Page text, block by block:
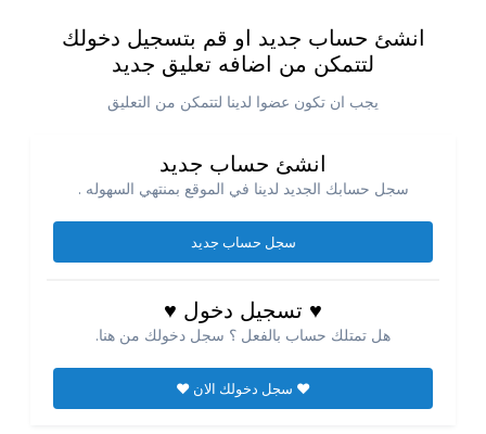
انشئ حساب جديد او قم بتسجيل دخولك
لتتمكن من اضافه تعليق جديد
يجب ان تكون عضوا لدينا لتتمكن من التعليق
انشئ حساب جديد
سجل حسابك الجديد لدينا في الموقع بمنتهي السهوله .
سجل حساب جديد
♥ تسجيل دخول ♥
هل تمتلك حساب بالفعل ؟ سجل دخولك من هنا.
♥ سجل دخولك الان ♥